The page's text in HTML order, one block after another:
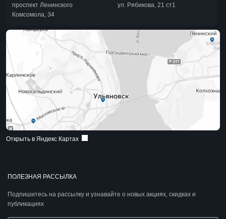
ПОЛЕЗНАЯ РАССЫЛКА
Подпишитесь на рассылку и узнавайте о новых акциях, скидках и
публикациях
проспект Ленинского
Комсомола, 34
ул. Рябикова, 21 ст1
Открыть в Яндекс Картах